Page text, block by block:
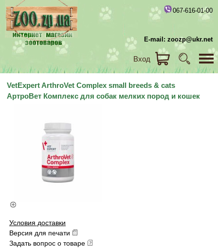
067-616-01-00
E-mail: zoozp@ukr.net
Вход
VetExpert ArthroVet Complex small breeds & cats
АртроВет Комплекс для собак мелких пород и кошек
Условия доставки
Версия для печати
Задать вопрос о товаре